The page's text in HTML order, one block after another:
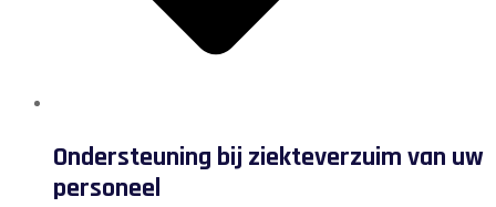
Ondersteuning bij ziekteverzuim van uw
personeel